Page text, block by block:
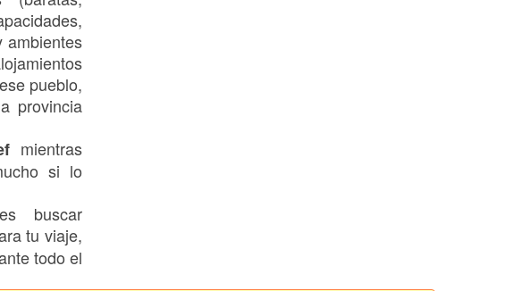
ambientes
pueblo,
provincia
mientras
si lo
buscar
tu viaje,
todo el